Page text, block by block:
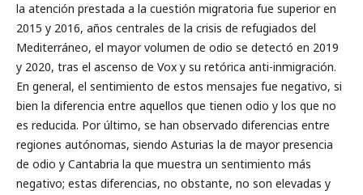
la atención prestada a la cuestión migratoria fue superior en
2015 y 2016, años centrales de la crisis de refugiados del
Mediterráneo, el mayor volumen de odio se detectó en 2019
y 2020, tras el ascenso de Vox y su retórica anti-inmigración.
En general, el sentimiento de estos mensajes fue negativo, si
bien la diferencia entre aquellos que tienen odio y los que no
es reducida. Por último, se han observado diferencias entre
regiones autónomas, siendo Asturias la de mayor presencia
de odio y Cantabria la que muestra un sentimiento más
negativo; estas diferencias, no obstante, no son elevadas y